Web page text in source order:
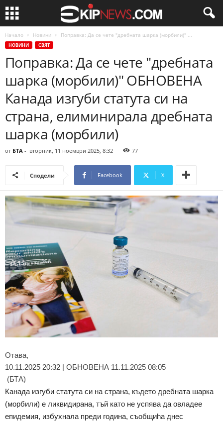
Начало Новини Поправка: Да се чете "дребната шарка (морбили)" ...
НОВИНИ СВЯТ
Поправка: Да се чете "дребната
шарка (морбили)" ОБНОВЕНА
Канада изгуби статута си на
страна, елиминирала дребната
шарка (морбили)
от БТА - вторник, 11 ноември 2025, 8:32 77
Сподели Facebook X
Отава,
10.11.2025 20:32 | ОБНОВЕНА 11.11.2025 08:05
(БТА)
Канада изгуби статута си на страна, където дребната шарка
(морбили) е ликвидирана, тъй като не успява да овладее
епидемия, избухнала преди година, съобщиha днес